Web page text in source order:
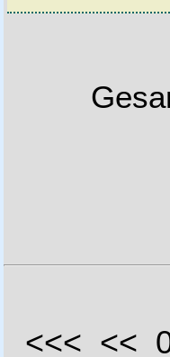
<<< <<